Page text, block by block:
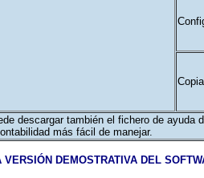
descargar también el fichero de ayuda
más fácil de manejar.
VERSIÓN DEMOSTRATIVA DEL